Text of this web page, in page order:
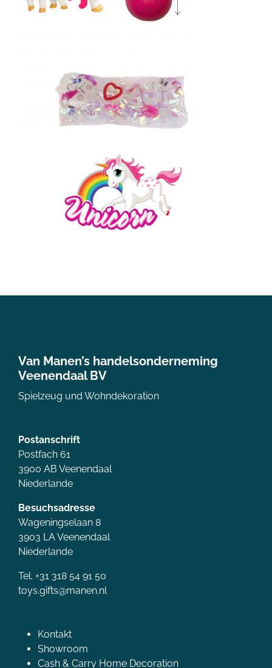
Van Manen’s handelsonderneming
Veenendaal BV
Spielzeug und Wohndekoration
Postanschrift
Postfach 61
3900 AB Veenendaal
Niederlande
Besuchsadresse
Wageningselaan 8
3903 LA Veenendaal
Niederlande
Tel. +31 318 54 91 50
toys.gifts@manen.nl
Kontakt
Showroom
Cash & Carry Home Decoration